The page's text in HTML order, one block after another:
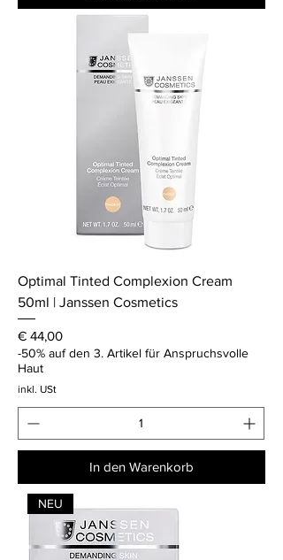
Optimal Tinted Complexion Cream
50ml | Janssen Cosmetics
Preis
€ 44,00
-50% auf den 3. Artikel für Anspruchsvolle
Haut
inkl. USt
In den Warenkorb
NEU